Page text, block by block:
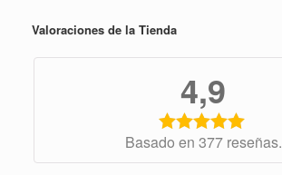
Valoraciones de la Tienda
4,9
Basado en 377 reseñas.